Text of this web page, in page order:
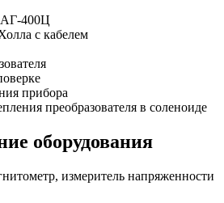
400Ц
с кабелем
прибора
преобразователя в соленоиде
оборудования
измеритель напряженности